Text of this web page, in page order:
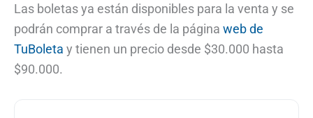
Las boletas ya están disponibles para la venta y se
podrán comprar a través de la página web de
TuBoleta y tienen un precio desde $30.000 hasta
$90.000.